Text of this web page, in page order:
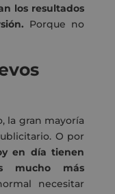
los resultados
Porque no
la gran mayoría
O por
en día tienen
mucho más
necesitar